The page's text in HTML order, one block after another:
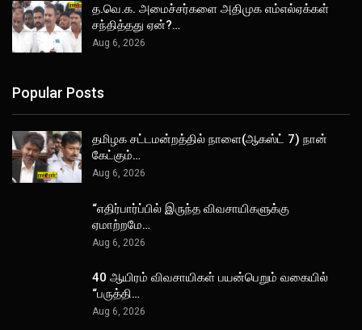
த.வெ.க. அமைச்சர்களை அதிமுக எம்எல்ஏக்கள்
சந்தித்தது ஏன்?…
Aug 6, 2026
Popular Posts
தமிழக சட்டமன்றத்தில் நாளை(ஆகஸ்ட் 7) நான்
கேட்கும்…
Aug 6, 2026
“எதிர்பார்ப்பில் இருந்த விவசாயிகளுக்கு
ஏமாற்றமே…
Aug 6, 2026
40 ஆயிரம் விவசாயிகள் பயன்பெறும் வகையில்
“பருத்தி…
Aug 6, 2026